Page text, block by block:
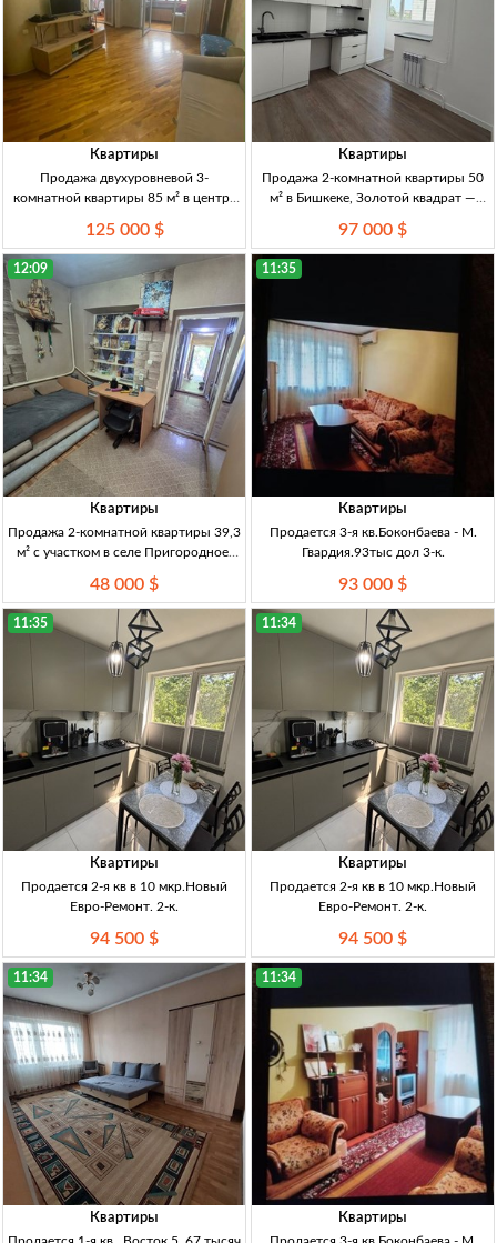
Квартиры
Продажа двухуровневой 3-
комнатной квартиры 85 м² в центре
центр Бишкека, 5–6 эт., кирпич, 3
утепл. лоджии, мебель и техн., не угл
125 000 $
Квартиры
Продажа 2-комнатной квартиры 50
м² в Бишкеке, Золотой квадрат —
эт., кирпич, Золотой квадрат, свеж.
ремонт, центр. коммуникации, ДКП,
97 000 $
12:09
Квартиры
Продажа 2-комнатной квартиры 39,3
м² с участком в селе Пригородное,
кирпичный дом, с рем., участок, газ,
центр. канализация, артезианская скв
48 000 $
11:35
Квартиры
Продается 3-я кв.Боконбаева - М.
Гвардия.93тыс дол 3-к.
93 000 $
11:35
Квартиры
Продается 2-я кв в 10 мкр.Новый
Евро-Ремонт. 2-к.
94 500 $
11:34
Квартиры
Продается 2-я кв в 10 мкр.Новый
Евро-Ремонт. 2-к.
94 500 $
11:34
Квартиры
11:34
Квартиры